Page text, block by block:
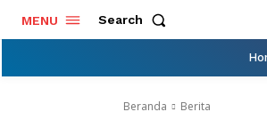
MENU Search
Beranda Berita